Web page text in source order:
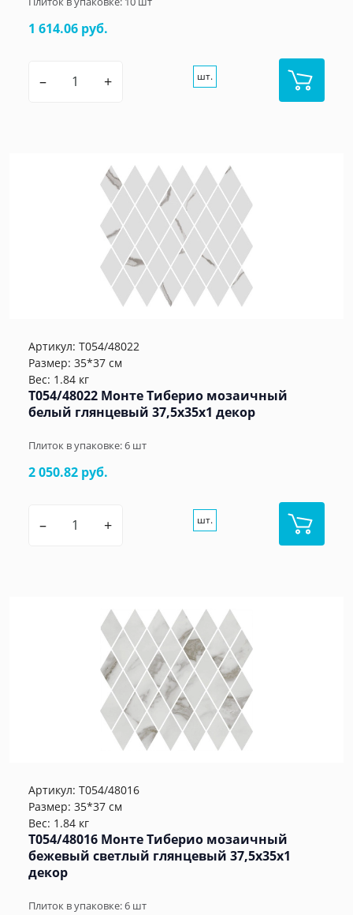
1 614.06 руб.
– + шт.
Артикул: T054/48022
Размер: 35*37 см
Вес: 1.84 кг
T054/48022 Монте Тиберио мозаичный
белый глянцевый 37,5x35x1 декор
Плиток в упаковке:6 шт
2 050.82 руб.
– + шт.
Артикул: T054/48016
Размер: 35*37 см
Вес: 1.84 кг
T054/48016 Монте Тиберио мозаичный
бежевый светлый глянцевый 37,5x35x1
декор
Плиток в упаковке:6 шт